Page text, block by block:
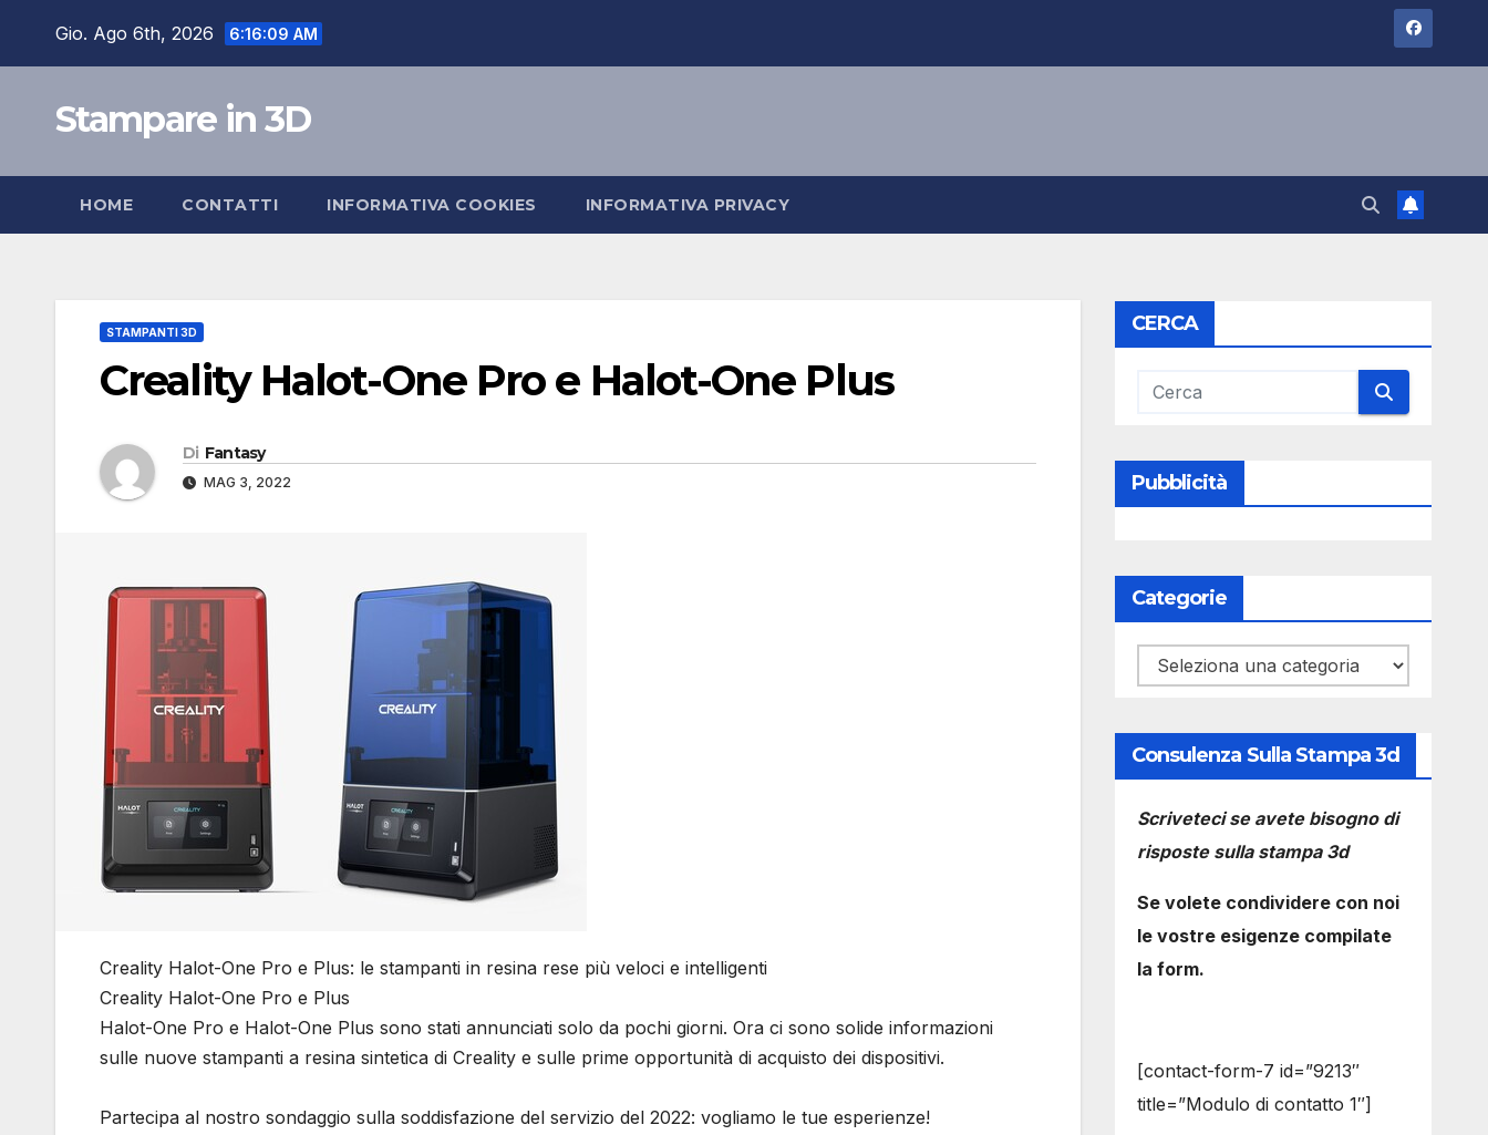
Gio. Ago 6th, 2026 6:16:10 AM
Stampare in 3D
HOME CONTATTI INFORMATIVA COOKIES INFORMATIVA PRIVACY
STAMPANTI 3D
Creality Halot-One Pro e Halot-One Plus
Di Fantasy
MAG 3, 2022
Creality Halot-One Pro e Plus: le stampanti in resina rese più veloci e intelligenti
Creality Halot-One Pro e Plus
Halot-One Pro e Halot-One Plus sono stati annunciati solo da pochi giorni. Ora ci sono solide informazioni
sulle nuove stampanti a resina sintetica di Creality e sulle prime opportunità di acquisto dei dispositivi.
Partecipa al nostro sondaggio sulla soddisfazione del servizio del 2022: vogliamo le tue esperienze!
CERCA
Pubblicità
Categorie
Categorie
Consulenza Sulla Stampa 3d
Scriveteci se avete bisogno di
risposte sulla stampa 3d
Se volete condividere con noi
le vostre esigenze compilate
la form.
[contact-form-7 id=”9213″
title=”Modulo di contatto 1″]